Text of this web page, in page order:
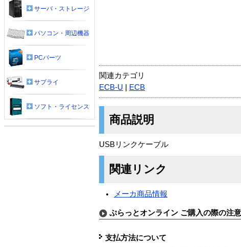
関連カテゴリ
ECB-U
ECB
商品説明
USBリンクケーブル
関連リンク
メーカ商品情報
ぷらっとオンライン ご購入の際の注
支払方法について
サーバ・ストレージ
パソコン・周辺機器
PCパーツ
サプライ
ソフト・ライセンス